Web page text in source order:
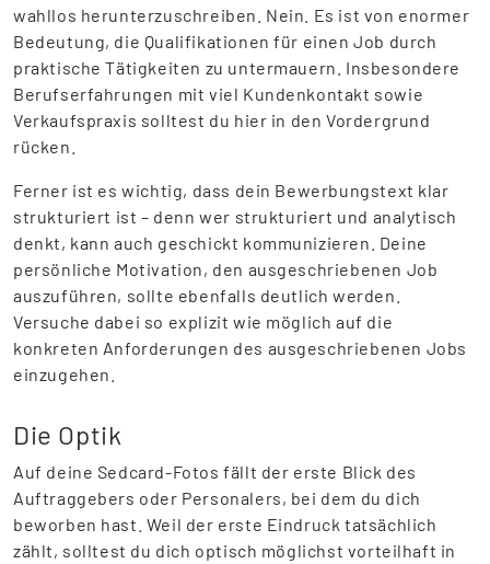
wahllos herunterzuschreiben. Nein. Es ist von enormer
Bedeutung, die Qualifikationen für einen Job durch
praktische Tätigkeiten zu untermauern. Insbesondere
Berufserfahrungen mit viel Kundenkontakt sowie
Verkaufspraxis solltest du hier in den Vordergrund
rücken.
Ferner ist es wichtig, dass dein Bewerbungstext klar
strukturiert ist – denn wer strukturiert und analytisch
denkt, kann auch geschickt kommunizieren. Deine
persönliche Motivation, den ausgeschriebenen Job
auszuführen, sollte ebenfalls deutlich werden.
Versuche dabei so explizit wie möglich auf die
konkreten Anforderungen des ausgeschriebenen Jobs
einzugehen.
Die Optik
Auf deine Sedcard-Fotos fällt der erste Blick des
Auftraggebers oder Personalers, bei dem du dich
beworben hast. Weil der erste Eindruck tatsächlich
zählt, solltest du dich optisch möglichst vorteilhaft in